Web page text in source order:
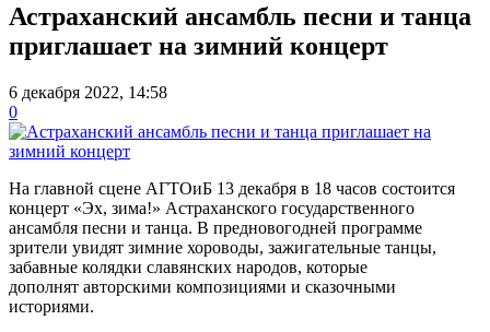
Астраханский ансамбль песни и танца
приглашает на зимний концерт
6 декабря 2022, 14:58
0
На главной сцене АГТОиБ 13 декабря в 18 часов состоится
концерт «Эх, зима!» Астраханского государственного
ансамбля песни и танца. В предновогодней программе
зрители увидят зимние хороводы, зажигательные танцы,
забавные колядки славянских народов, которые
дополнят авторскими композициями и сказочными
историями.